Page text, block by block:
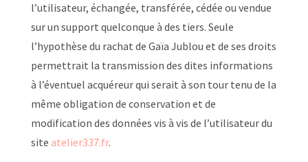
l’utilisateur, échangée, transférée, cédée ou vendue
sur un support quelconque à des tiers. Seule
l’hypothèse du rachat de Gaïa Jublou et de ses droits
permettrait la transmission des dites informations
à l’éventuel acquéreur qui serait à son tour tenu de la
même obligation de conservation et de
modification des données vis à vis de l’utilisateur du
site atelier337.fr.